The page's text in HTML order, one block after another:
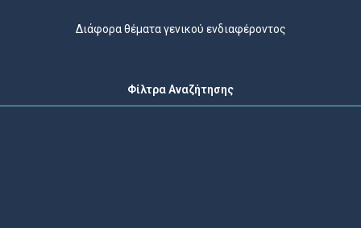
Διάφορα θέματα γενικού ενδιαφέροντος
Φίλτρα Αναζήτησης